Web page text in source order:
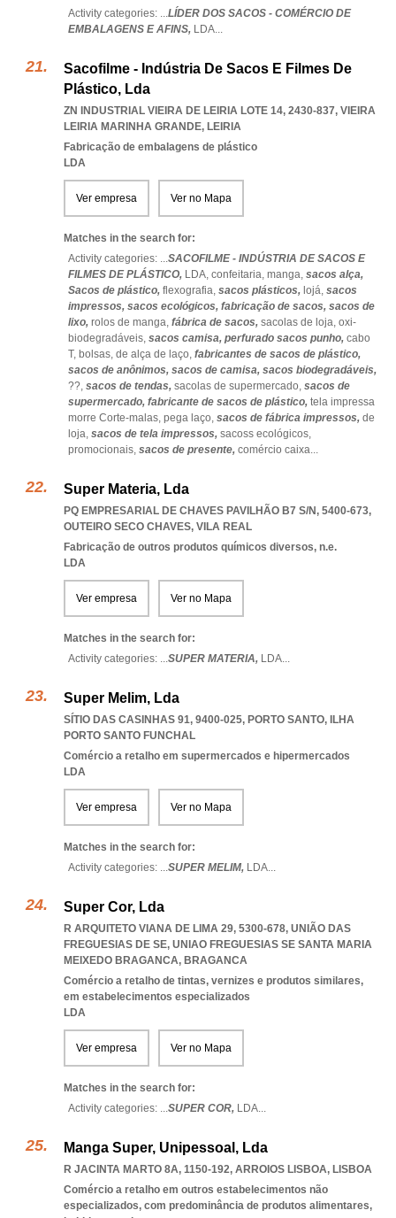
Activity categories: ...LÍDER DOS SACOS - COMÉRCIO DE
EMBALAGENS E AFINS, LDA...
Sacofilme - Indústria De Sacos E Filmes De
Plástico, Lda
ZN INDUSTRIAL VIEIRA DE LEIRIA LOTE 14, 2430-837, VIEIRA
LEIRIA MARINHA GRANDE, LEIRIA
Fabricação de embalagens de plástico
LDA
Ver empresa Ver no Mapa
Matches in the search for:
Activity categories: ...SACOFILME - INDÚSTRIA DE SACOS E
FILMES DE PLÁSTICO, LDA, confeitaria, manga, sacos alça,
Sacos de plástico, flexografia, sacos plásticos, lojá, sacos
impressos, sacos ecológicos, fabricação de sacos, sacos de
lixo, rolos de manga, fábrica de sacos, sacolas de loja, oxi-
biodegradáveis, sacos camisa, perfurado sacos punho, cabo
T, bolsas, de alça de laço, fabricantes de sacos de plástico,
sacos de anônimos, sacos de camisa, sacos biodegradáveis,
??, sacos de tendas, sacolas de supermercado, sacos de
supermercado, fabricante de sacos de plástico, tela impressa
morre Corte-malas, pega laço, sacos de fábrica impressos, de
loja, sacos de tela impressos, sacoss ecológicos,
promocionais, sacos de presente, comércio caixa...
Super Materia, Lda
PQ EMPRESARIAL DE CHAVES PAVILHÃO B7 S/N, 5400-673,
OUTEIRO SECO CHAVES, VILA REAL
Fabricação de outros produtos químicos diversos, n.e.
LDA
Ver empresa Ver no Mapa
Matches in the search for:
Activity categories: ...SUPER MATERIA, LDA...
Super Melim, Lda
SÍTIO DAS CASINHAS 91, 9400-025, PORTO SANTO, ILHA
PORTO SANTO FUNCHAL
Comércio a retalho em supermercados e hipermercados
LDA
Ver empresa Ver no Mapa
Matches in the search for:
Activity categories: ...SUPER MELIM, LDA...
Super Cor, Lda
R ARQUITETO VIANA DE LIMA 29, 5300-678, UNIÃO DAS
FREGUESIAS DE SE, UNIAO FREGUESIAS SE SANTA MARIA
MEIXEDO BRAGANCA, BRAGANCA
Comércio a retalho de tintas, vernizes e produtos similares,
em estabelecimentos especializados
LDA
Ver empresa Ver no Mapa
Matches in the search for:
Activity categories: ...SUPER COR, LDA...
Manga Super, Unipessoal, Lda
R JACINTA MARTO 8A, 1150-192, ARROIOS LISBOA, LISBOA
Comércio a retalho em outros estabelecimentos não
especializados, com predominância de produtos alimentares,